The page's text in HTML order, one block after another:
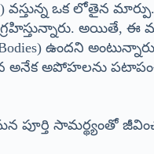
వస్తున్న ఒక లోతైన
అయితే, ఈ
ఉందని
అపోహలను
సామర్థ్యంతో